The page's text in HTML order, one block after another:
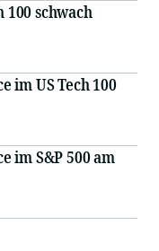
100 schwach
im US Tech 100
im S&P 500 am